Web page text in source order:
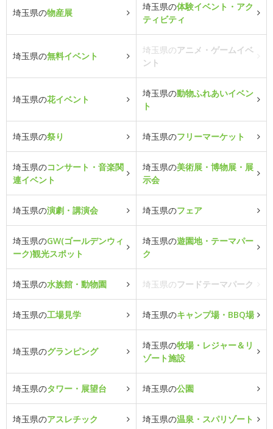
埼玉県の物産展
埼玉県の体験イベント・アク
ティビティ
埼玉県の無料イベント
埼玉県のアニメ・ゲームイベ
ント
埼玉県の花イベント
埼玉県の動物ふれあいイベン
ト
埼玉県の祭り 埼玉県のフリーマーケット
埼玉県のコンサート・音楽関
連イベント
埼玉県の美術展・博物展・展
示会
埼玉県の演劇・講演会 埼玉県のフェア
埼玉県のGW(ゴールデンウィ
ーク)観光スポット
埼玉県の遊園地・テーマパー
ク
埼玉県の水族館・動物園 埼玉県のフードテーマパーク
埼玉県の工場見学 埼玉県のキャンプ場・BBQ場
埼玉県のグランピング
埼玉県の牧場・レジャー＆リ
ゾート施設
埼玉県のタワー・展望台 埼玉県の公園
埼玉県のアスレチック 埼玉県の温泉・スパリゾート